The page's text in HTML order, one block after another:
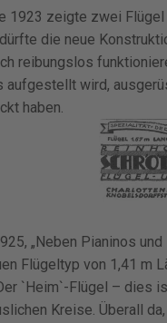
1923 zeigte zwei Flügel
die neue
reibungslos
aufgestellt wird,
haben.
„Neben Pianinos
Flügeltyp von 1,41 m
`Heim`-Flügel – dies
Kreise. Überall